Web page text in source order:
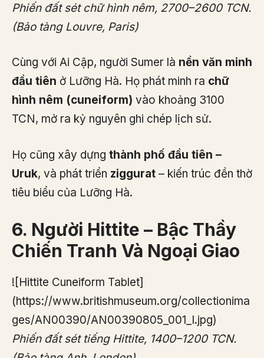
Phiến đất sét chữ hình nêm, 2700–2600 TCN.
(Bảo tàng Louvre, Paris)
Cùng với Ai Cập, người Sumer là nền văn minh
đầu tiên ở Lưỡng Hà. Họ phát minh ra chữ
hình nêm (cuneiform) vào khoảng 3100
TCN, mở ra kỷ nguyên ghi chép lịch sử.
Họ cũng xây dựng thành phố đầu tiên –
Uruk, và phát triển ziggurat – kiến trúc đền thờ
tiêu biểu của Lưỡng Hà.
6. Người Hittite – Bậc Thầy
Chiến Tranh Và Ngoại Giao
![Hittite Cuneiform Tablet]
(https://www.britishmuseum.org/collectionima
ges/AN00390/AN00390805_001_l.jpg)
Phiến đất sét tiếng Hittite, 1400–1200 TCN.